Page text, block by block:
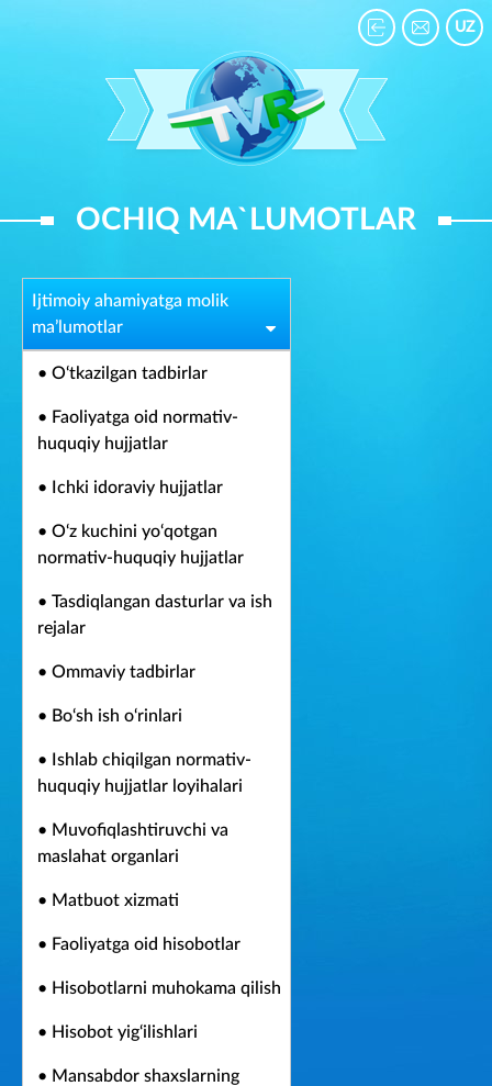
UZ
OCHIQ MA`LUMOTLAR
Ijtimoiy ahamiyatga molik
ma’lumotlar
• O‘tkazilgan tadbirlar
• Faoliyatga oid normativ-
huquqiy hujjatlar
• Ichki idoraviy hujjatlar
• O‘z kuchini yo‘qotgan
normativ-huquqiy hujjatlar
• Tasdiqlangan dasturlar va ish
rejalar
• Ommaviy tadbirlar
• Bo‘sh ish o‘rinlari
• Ishlab chiqilgan normativ-
huquqiy hujjatlar loyihalari
• Muvofiqlashtiruvchi va
maslahat organlari
• Matbuot xizmati
• Faoliyatga oid hisobotlar
• Hisobotlarni muhokama qilish
• Hisobot yig‘ilishlari
• Mansabdor shaxslarning